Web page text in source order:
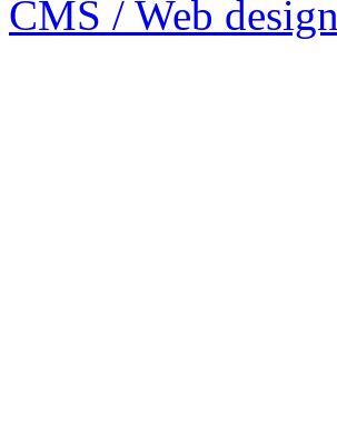
CMS / Web design